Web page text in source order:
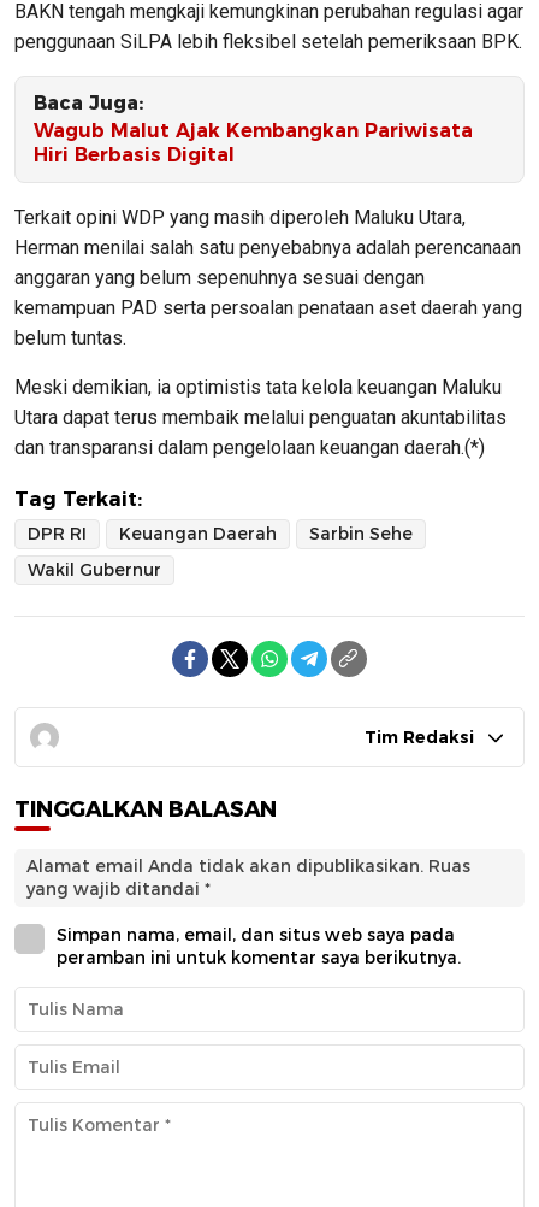
BAKN tengah mengkaji kemungkinan perubahan regulasi agar
penggunaan SiLPA lebih fleksibel setelah pemeriksaan BPK.
Baca Juga:
Wagub Malut Ajak Kembangkan Pariwisata
Hiri Berbasis Digital
Terkait opini WDP yang masih diperoleh Maluku Utara,
Herman menilai salah satu penyebabnya adalah perencanaan
anggaran yang belum sepenuhnya sesuai dengan
kemampuan PAD serta persoalan penataan aset daerah yang
belum tuntas.
Meski demikian, ia optimistis tata kelola keuangan Maluku
Utara dapat terus membaik melalui penguatan akuntabilitas
dan transparansi dalam pengelolaan keuangan daerah.(*)
Tag Terkait:
DPR RI Keuangan Daerah
Sarbin Sehe
Wakil Gubernur
Tim Redaksi
TINGGALKAN BALASAN
Alamat email Anda tidak akan dipublikasikan. Ruas
yang wajib ditandai *
Simpan nama, email, dan situs web saya pada
peramban ini untuk komentar saya berikutnya.